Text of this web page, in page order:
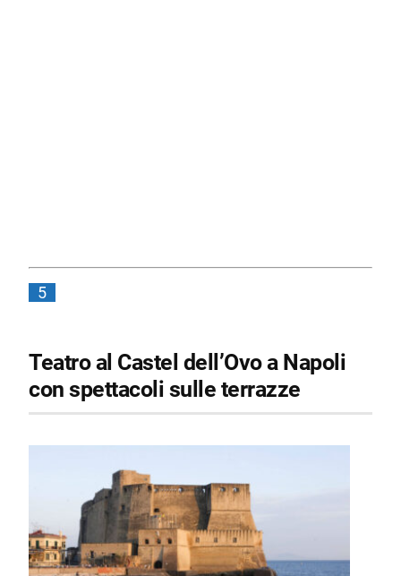
5
Teatro al Castel dell’Ovo a Napoli
con spettacoli sulle terrazze